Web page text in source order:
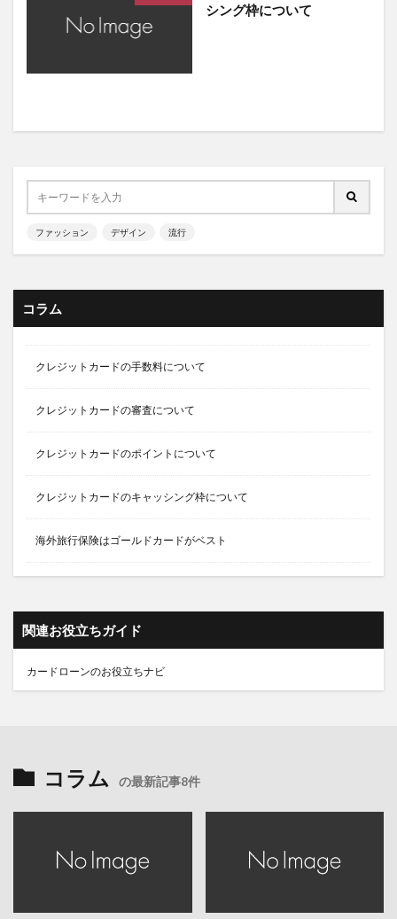
シング枠について
ファッション デザイン 流行
コラム
クレジットカードの手数料について
クレジットカードの審査について
クレジットカードのポイントについて
クレジットカードのキャッシング枠について
海外旅行保険はゴールドカードがベスト
関連お役立ちガイド
カードローンのお役立ちナビ
コラム の最新記事8件